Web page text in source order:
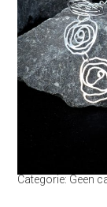
Categorie: Geen